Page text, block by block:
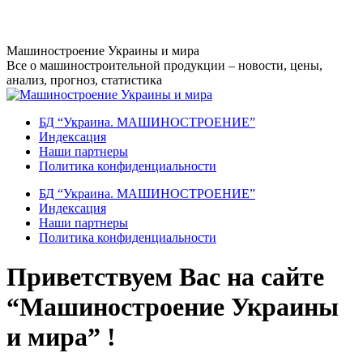
Перейти
к
содержанию
Машиностроение Украины и мира
Все о машиностроительной продукции – новости, цены,
анализ, прогноз, статистика
БД “Украина. МАШИНОСТРОЕНИЕ”
Индекcация
Наши партнеры
Политика конфиденциальности
БД “Украина. МАШИНОСТРОЕНИЕ”
Индекcация
Наши партнеры
Политика конфиденциальности
Приветствуем Вас на сайте
“Машиностроение Украины
и мира” !